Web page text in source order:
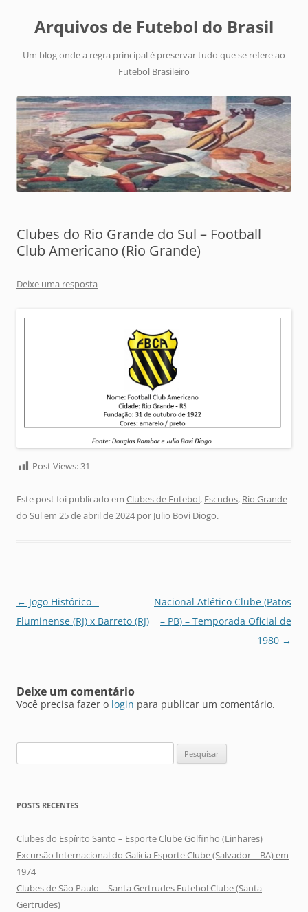
Arquivos de Futebol do Brasil
Um blog onde a regra principal é preservar tudo que se refere ao
Futebol Brasileiro
Clubes do Rio Grande do Sul – Football
Club Americano (Rio Grande)
Deixe uma resposta
Post Views:31
Este post foi publicado em Clubes de Futebol, Escudos, Rio Grande
do Sulem 25 de abril de 2024por Julio Bovi Diogo.
Navegação
de
← Jogo Histórico –
Fluminense (RJ) x Barreto (RJ)
Nacional Atlético Clube (Patos
– PB) – Temporada Oficial de
1980 →
Deixe um comentário
Você precisa fazer o login para publicar um comentário.
por:
POSTS RECENTES
Clubes do Espírito Santo – Esporte Clube Golfinho (Linhares)
Excursão Internacional do Galícia Esporte Clube (Salvador – BA) em
1974
Clubes de São Paulo – Santa Gertrudes Futebol Clube (Santa
Gertrudes)